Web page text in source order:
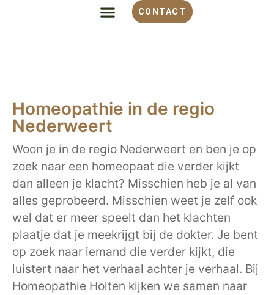
CONTACT
Homeopathie in de regio
Nederweert
Woon je in de regio Nederweert en ben je op
zoek naar een homeopaat die verder kijkt
dan alleen je klacht? Misschien heb je al van
alles geprobeerd. Misschien weet je zelf ook
wel dat er meer speelt dan het klachten
plaatje dat je meekrijgt bij de dokter. Je bent
op zoek naar iemand die verder kijkt, die
luistert naar het verhaal achter je verhaal. Bij
Homeopathie Holten kijken we samen naar